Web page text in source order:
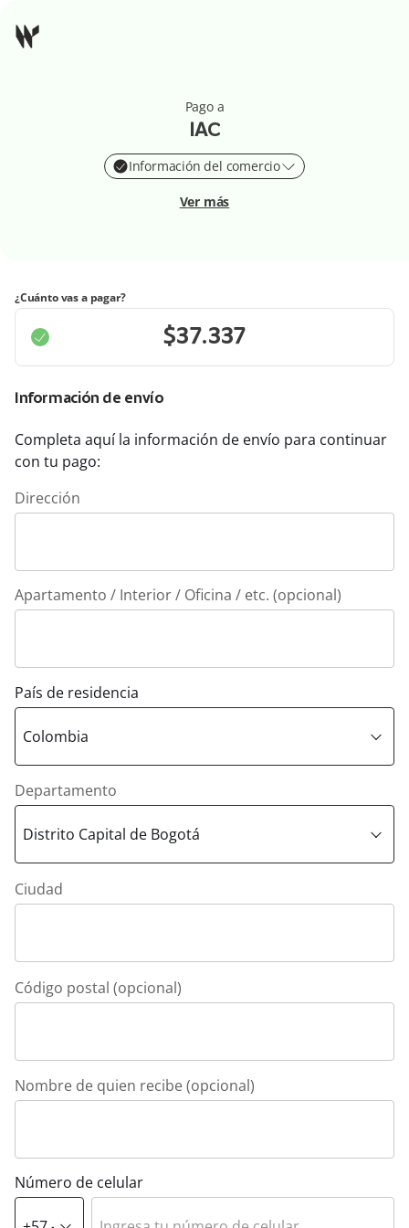
Pago a
IAC
Información del comercio
Ver más
¿Cuánto vas a pagar?
Información de envío
Completa aquí la información de envío para continuar
con tu pago:
Dirección
Apartamento / Interior / Oficina / etc. (opcional)
País de residencia
Departamento
Ciudad
Código postal (opcional)
Nombre de quien recibe (opcional)
Número de celular